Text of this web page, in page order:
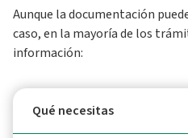
Aunque la documentación
caso, en la mayoría de los
información:
Qué necesitas